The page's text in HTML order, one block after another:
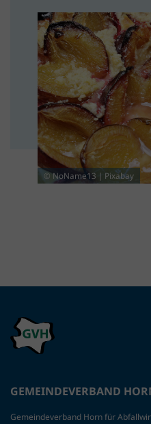
© NoName13 | Pixabay
GEMEINDEVERBAND
Gemeindeverband Horn für